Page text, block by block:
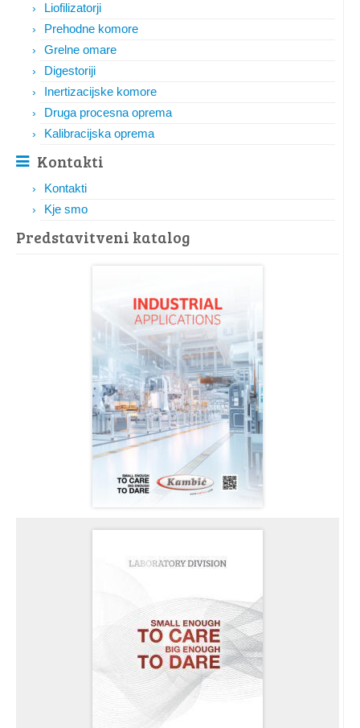
Liofilizatorji
Prehodne komore
Grelne omare
Digestoriji
Inertizacijske komore
Druga procesna oprema
Kalibracijska oprema
Kontakti
Kontakti
Kje smo
Predstavitveni katalog​​